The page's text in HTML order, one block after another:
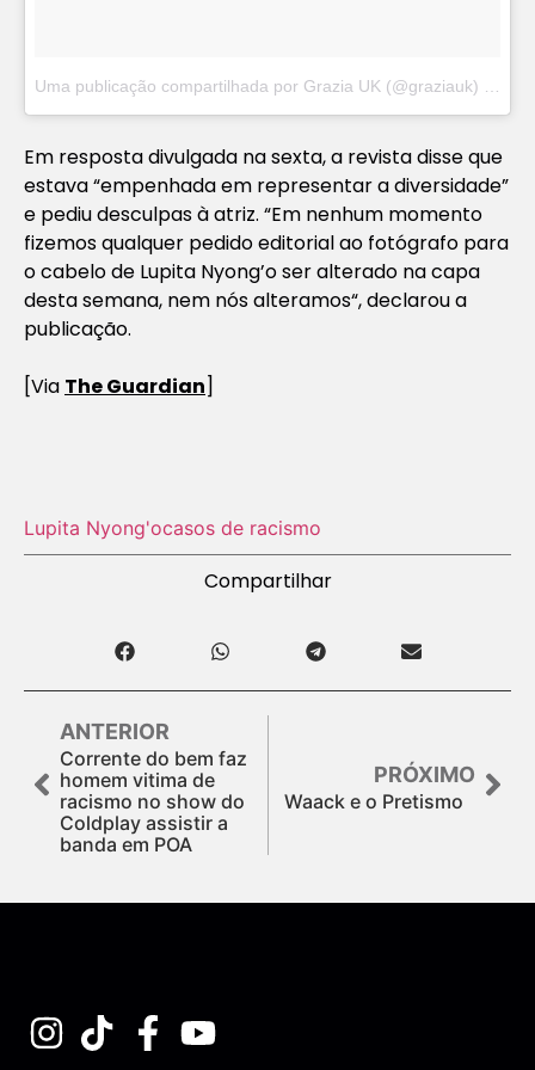
Uma publicação compartilhada por Grazia UK (@graziauk)
Em resposta divulgada na sexta, a revista disse que
estava “empenhada em representar a diversidade”
e pediu desculpas à atriz. “Em nenhum momento
fizemos qualquer pedido editorial ao fotógrafo para
o cabelo de Lupita Nyong’o ser alterado na capa
desta semana, nem nós alteramos“, declarou a
publicação.
[Via The Guardian]
Lupita Nyong'ocasos de racismo
Compartilhar
ANTERIOR
Corrente do bem faz
homem vitima de
racismo no show do
Coldplay assistir a
banda em POA
PRÓXIMO
Waack e o Pretismo